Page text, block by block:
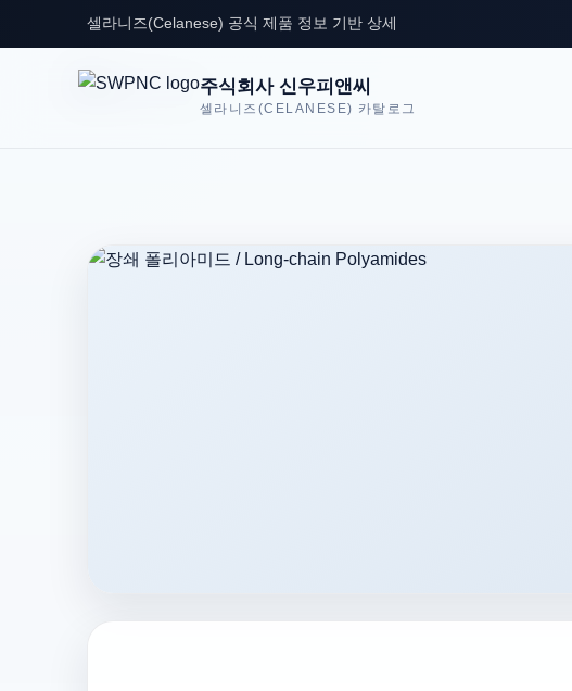
셀라니즈(Celanese) 공식 제품 정보 기반 상세
주식회사 신우피앤씨
셀라니즈(CELANESE) 카탈로그